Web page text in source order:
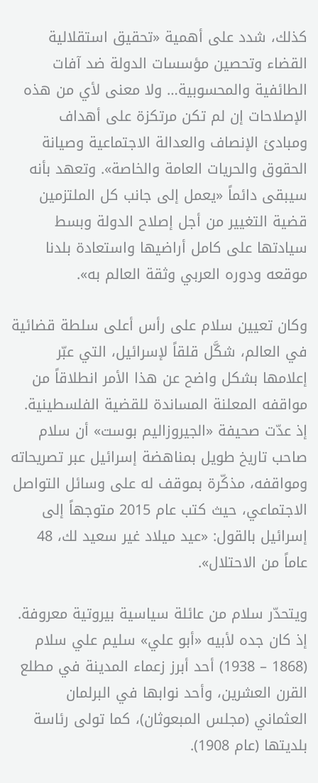
كذلك، شدد على أهمية «تحقيق استقلالية
القضاء وتحصين مؤسسات الدولة ضد آفات
الطائفية والمحسوبية… ولا معنى لأي من هذه
الإصلاحات إن لم تكن مرتكزة على أهداف
ومبادئ الإنصاف والعدالة الاجتماعية وصيانة
الحقوق والحريات العامة والخاصة». وتعهد بأنه
سيبقى دائماً «يعمل إلى جانب كل الملتزمين
قضية التغيير من أجل إصلاح الدولة وبسط
سيادتها على كامل أراضيها واستعادة بلدنا
موقعه ودوره العربي وثقة العالم به».
وكان تعيين سلام على رأس أعلى سلطة قضائية
في العالم، شكَّل قلقاً لإسرائيل، التي عبّر
إعلامها بشكل واضح عن هذا الأمر انطلاقاً من
مواقفه المعلنة المساندة للقضية الفلسطينية.
إذ عدّت صحيفة «الجيروزاليم بوست» أن سلام
صاحب تاريخ طويل بمناهضة إسرائيل عبر تصريحاته
ومواقفه، مذكّرة بموقف له على وسائل التواصل
الاجتماعي، حيث كتب عام 2015 متوجهاً إلى
إسرائيل بالقول: «عيد ميلاد غير سعيد لك، 48
عاماً من الاحتلال».
ويتحدّر سلام من عائلة سياسية بيروتية معروفة.
إذ كان جده لأبيه «أبو علي» سليم علي سلام
(1868 – 1938) أحد أبرز زعماء المدينة في مطلع
القرن العشرين، وأحد نوابها في البرلمان
العثماني (مجلس المبعوثان)، كما تولى رئاسة
بلديتها (عام 1908).